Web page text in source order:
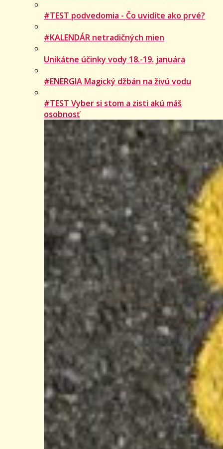
#TEST podvedomia - Čo uvidíte ako prvé?
#KALENDÁR netradičných mien
Unikátne účinky vody 18.-19. januára
#ENERGIA Magický džbán na živú vodu
#TEST Vyber si stom a zisti akú máš
osobnosť